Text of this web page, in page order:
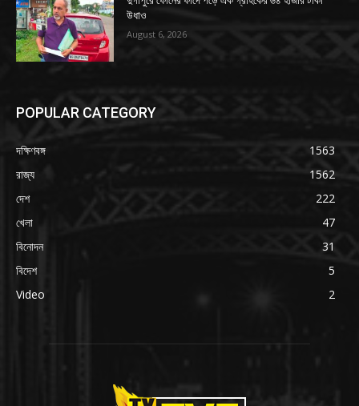
উধাও
August 6, 2026
POPULAR CATEGORY
দক্ষিণবঙ্গ
1563
রাজ্য
1562
দেশ
222
খেলা
47
বিনোদন
31
বিদেশ
5
Video
2